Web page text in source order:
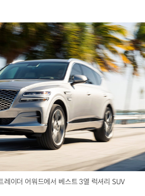
이더 어워드에서 베스트 3열 럭셔리 SUV